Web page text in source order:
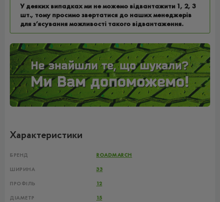
У деяких випадках ми не можемо відвантажити 1, 2, 3
шт., тому просимо звертатися до наших менеджерів
для з’ясування можливості такого відвантаження.
Характеристики
БРЕНД ROADMARCH
ШИРИНА 33
ПРОФІЛЬ 12
ДІАМЕТР 15